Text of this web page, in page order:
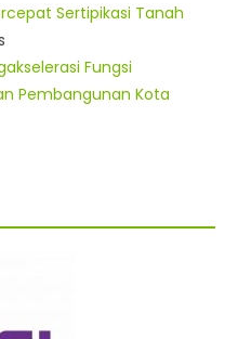
Sertipikasi Tanah
Fungsi
Pembangunan Kota